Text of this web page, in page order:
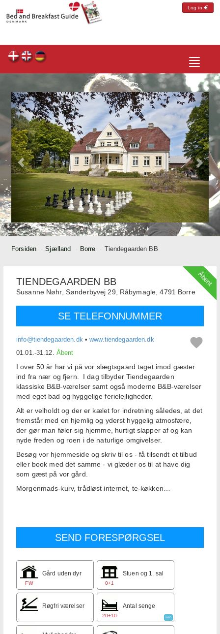
Log in
Toggle
Forsiden Sjælland Borre Tiendegaarden BB
Åbent
TIENDEGAARDEN BB
Susanne Nøhr, Sønderbyvej 29, Råbymagle, 4791 Borre
SE TELEFONNUMMER
info@tiendegaarden.dk•www.tiendegaarden.dk
01.01.-31.12. Åbent
I over 50 år har vi på vor slægtsgaard taget imod gæster
ind fra nær og fjern. I dag tilbyder Tiendegaarden
klassiske B&B-værelser samt også moderne B&B-værelser
med eget bad og hyggelige ferielejligheder.
Alt er velholdt og der er kælet for indretning således, at det
fremstår med en hjemlig og yderst hyggelig atmosfære,
der gør man føler sig hjemme, hurtigt slapper af og kan
nyde freden og roen i de naturlige omgivelser.
Besøg vor hjemmeside og skriv til os - få tilsendt et tilbud
eller book med det samme - vi glæder os til at have dig
som gæst på vor gård.
Morgenmads-kurv, trådløst internet, te-køkken…
FW
Gård uden dyr
0+1
Stuen og 1. sal
Røgfri værelser
20+10
Antal senge
INFO